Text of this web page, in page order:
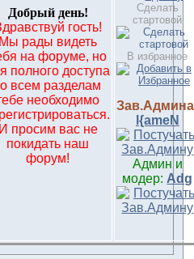
Добрый день!
гость!
Мы рады видеть
на форуме, но
полного доступа
всем разделам
необходимо
И просим вас не
покидать наш
форум!
Сделать
стартовой
В избранное
l{ameN
Админ и
модер: Adg